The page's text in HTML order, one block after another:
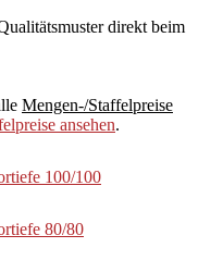
direkt beim
Mengen-/Staffelpreise
ansehen.
100/100
80/80